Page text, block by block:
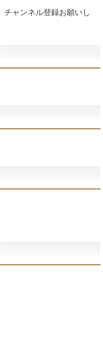
チャンネル登録お願いし